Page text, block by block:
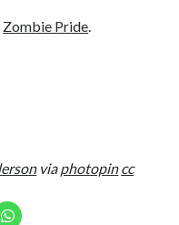
Zombie Pride
viaphotopin cc